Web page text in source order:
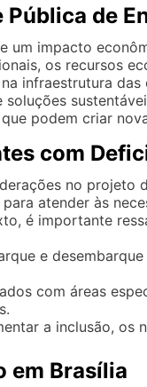
Pública de
um impacto
os recursos
infraestrutura
podem criar
com
no projeto
atender às
é importante
e
com áreas
a inclusão, os
em Brasília